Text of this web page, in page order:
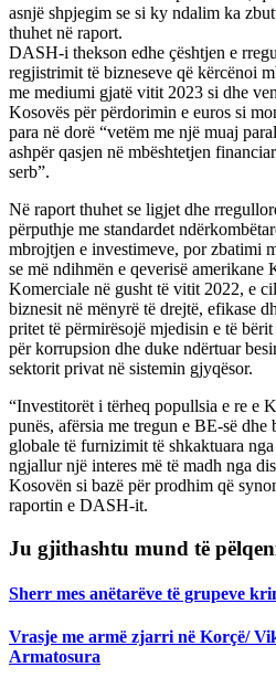
asnjë shpjegim se si ky ndalim ka
thuhet në raport.
DASH-i thekson edhe çështjen e
regjistrimit të bizneseve që kërcënoi
me mediumi gjatë vitit 2023 si dhe
Kosovës për përdorimin e euros si
para në dorë “vetëm me një muaj
ashpër qasjen në mbështetjen
serb”.
Në raport thuhet se ligjet dhe
përputhje me standardet
mbrojtjen e investimeve, por zbatimi
se më ndihmën e qeverisë
Komerciale në gusht të vitit 2022, e
biznesit në mënyrë të drejtë, efikase
pritet të përmirësojë mjedisin e të
për korrupsion dhe duke ndërtuar
sektorit privat në sistemin gjyqësor.
“Investitorët i tërheq popullsia e re e
punës, afërsia me tregun e BE-së
globale të furnizimit të shkaktuara
ngjallur një interes më të madh nga
Kosovën si bazë për prodhim që
raportin e DASH-it.
Ju gjithashtu mund të
Sherr mes anëtarëve të grupeve
Vrasje me armë zjarri në Korçë/
Armatosura